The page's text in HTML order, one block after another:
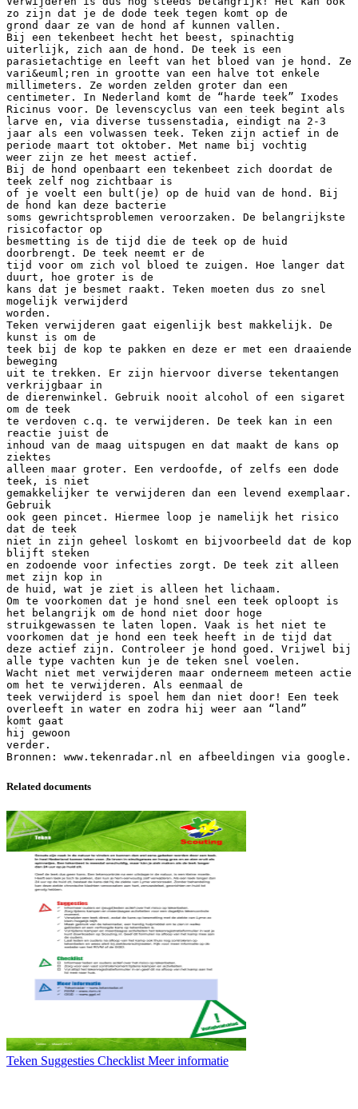
zo zijn dat je de dode teek tegen komt op de
grond daar ze van de hond af kunnen vallen.
Bij een tekenbeet hecht het beest, spinachtig
uiterlijk, zich aan de hond. De teek is een
parasietachtige en leeft van het bloed van je hond. Ze
vari&euml;ren in grootte van een halve tot enkele
millimeters. Ze worden zelden groter dan een
centimeter. In Nederland komt de “harde teek” Ixodes
Ricinus voor. De levenscyclus van een teek begint als
larve en, via diverse tussenstadia, eindigt na 2-3
jaar als een volwassen teek. Teken zijn actief in de
periode maart tot oktober. Met name bij vochtig
weer zijn ze het meest actief.
Bij de hond openbaart een tekenbeet zich doordat de
teek zelf nog zichtbaar is
of je voelt een bult(je) op de huid van de hond. Bij
de hond kan deze bacterie
soms gewrichtsproblemen veroorzaken. De belangrijkste
risicofactor op
besmetting is de tijd die de teek op de huid
doorbrengt. De teek neemt er de
tijd voor om zich vol bloed te zuigen. Hoe langer dat
duurt, hoe groter is de
kans dat je besmet raakt. Teken moeten dus zo snel
mogelijk verwijderd
worden.
Teken verwijderen gaat eigenlijk best makkelijk. De
kunst is om de
teek bij de kop te pakken en deze er met een draaiende
beweging
uit te trekken. Er zijn hiervoor diverse tekentangen
verkrijgbaar in
de dierenwinkel. Gebruik nooit alcohol of een sigaret
om de teek
te verdoven c.q. te verwijderen. De teek kan in een
reactie juist de
inhoud van de maag uitspugen en dat maakt de kans op
ziektes
alleen maar groter. Een verdoofde, of zelfs een dode
teek, is niet
gemakkelijker te verwijderen dan een levend exemplaar.
Gebruik
ook geen pincet. Hiermee loop je namelijk het risico
dat de teek
niet in zijn geheel loskomt en bijvoorbeeld dat de kop
blijft steken
en zodoende voor infecties zorgt. De teek zit alleen
met zijn kop in
de huid, wat je ziet is alleen het lichaam.
Om te voorkomen dat je hond snel een teek oploopt is
het belangrijk om de hond niet door hoge
struikgewassen te laten lopen. Vaak is het niet te
voorkomen dat je hond een teek heeft in de tijd dat
deze actief zijn. Controleer je hond goed. Vrijwel bij
alle type vachten kun je de teken snel voelen.
Wacht niet met verwijderen maar onderneem meteen actie
om het te verwijderen. Als eenmaal de
teek verwijderd is spoel hem dan niet door! Een teek
overleeft in water en zodra hij weer aan “land”
komt gaat
hij gewoon
verder.
Related documents
Teken Suggesties Checklist Meer informatie